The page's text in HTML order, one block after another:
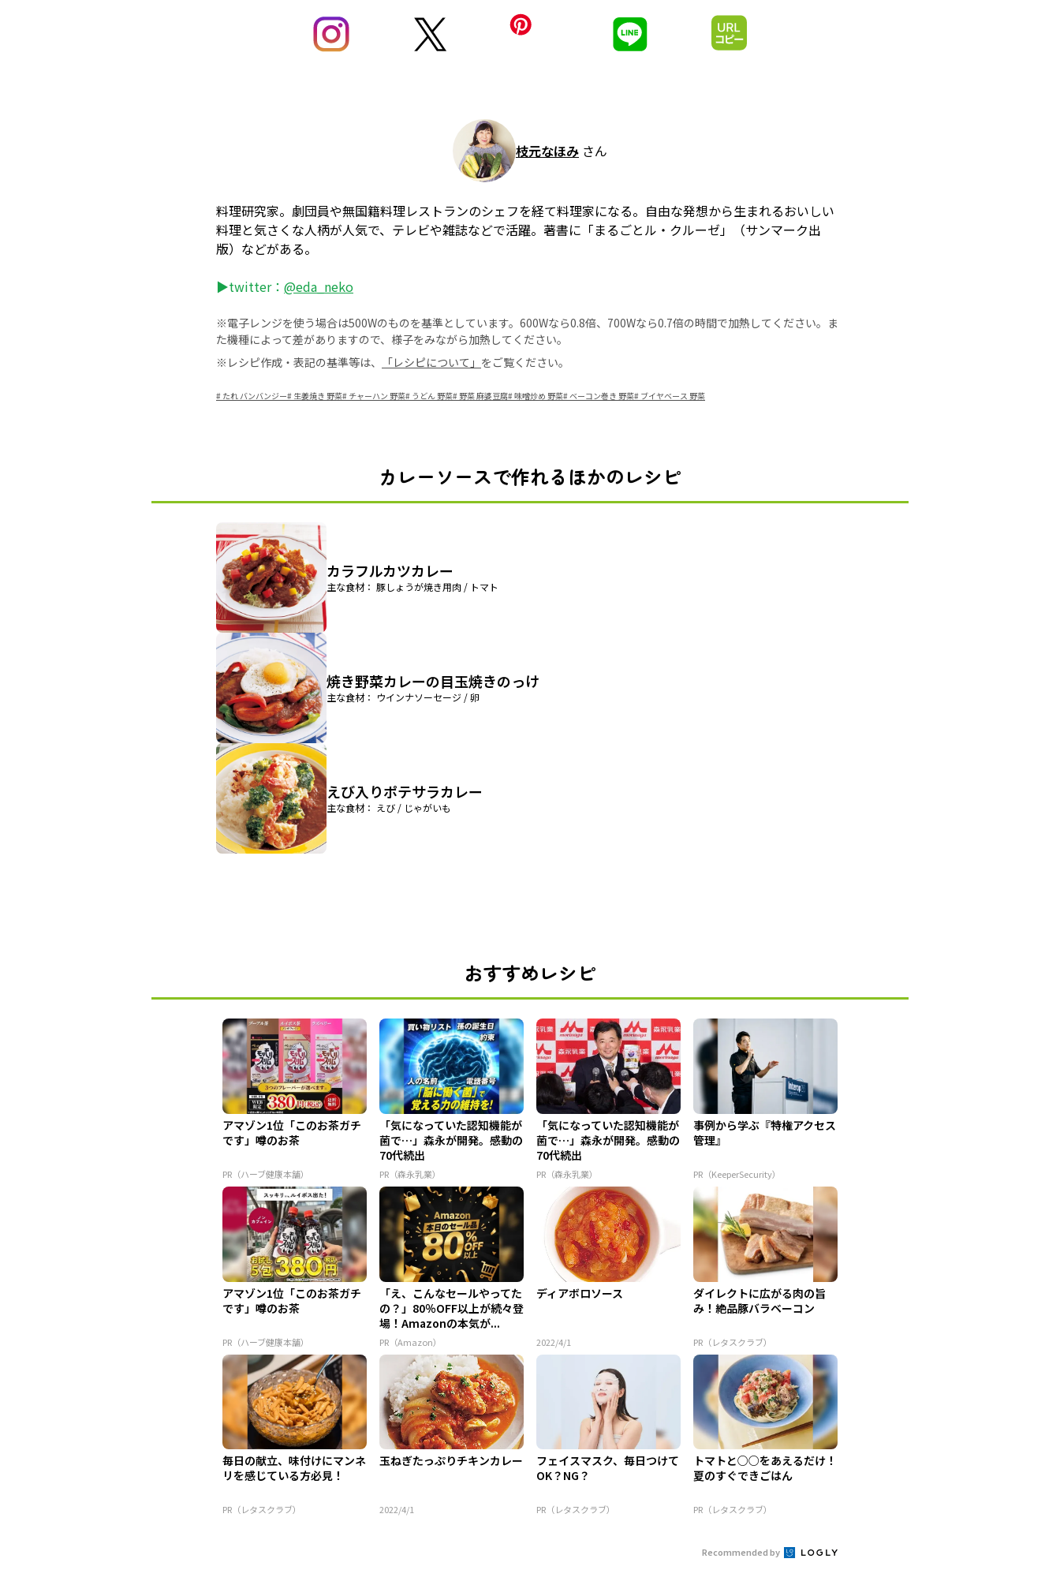
枝元なほみ さん
料理研究家。劇団員や無国籍料理レストランのシェフを経て料理家になる。自由な発想から生まれるおいしい
料理と気さくな人柄が人気で、テレビや雑誌などで活躍。著書に「まるごとル・クルーゼ」（サンマーク出
版）などがある。
▶twitter： @eda_neko
※電子レンジを使う場合は500Wのものを基準としています。600Wなら0.8倍、700Wなら0.7倍の時間で加熱してください。ま
た機種によって差がありますので、様子をみながら加熱してください。
※レシピ作成・表記の基準等は、
「レシピについて」 をご覧ください。
# たれ バンバンジー# 生姜焼き 野菜# チャーハン 野菜# うどん 野菜# 野菜 麻婆豆腐#味噌炒め 野菜#ベーコン巻き 野菜# ブイヤベース 野菜
カレーソースで作れるほかのレシピ
カラフルカツカレー
主な食材： 豚しょうが焼き用肉 / トマト
焼き野菜カレーの目玉焼きのっけ
主な食材： ウインナソーセージ / 卵
えび入りポテサラカレー
主な食材： えび / じゃがいも
おすすめレシピ
アマゾン1位「このお茶ガチ
です」噂のお茶
PR（ハーブ健康本舗）
「気になっていた認知機能が
菌で…」森永が開発。感動の
70代続出
PR（森永乳業）
「気になっていた認知機能が
菌で…」森永が開発。感動の
70代続出
PR（森永乳業）
事例から学ぶ『特権アクセス
管理』
PR（KeeperSecurity）
アマゾン1位「このお茶ガチ
です」噂のお茶
PR（ハーブ健康本舗）
「え、こんなセールやってた
の？」80％OFF以上が続々登
場！Amazonの本気が...
PR（Amazon）
ディアボロソース
2022/4/1
ダイレクトに広がる肉の旨
み！絶品豚バラベーコン
PR（レタスクラブ）
毎日の献立、味付けにマンネ
リを感じている方必見！
PR（レタスクラブ）
玉ねぎたっぷりチキンカレー
2022/4/1
フェイスマスク、毎日つけて
OK？NG？
PR（レタスクラブ）
トマトと○○をあえるだけ！
夏のすぐできごはん
PR（レタスクラブ）
Recommended by